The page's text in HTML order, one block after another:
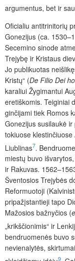
argumentus, bet ir
Oficialiu antitrinitorių
Gonezijus (ca.
Secemino sinode
Trejybę ir Kristaus
Jo publikuotas
Kristų“ (De Filio Dei
karaliui Žygimantui
eretiškomis. Teiginiai
ginčijami tiek Romos
Gonezijus susilaukė
tokiuose
Liublinas7.
miestų buvo
ir Rakuvas.
Šventosios Trejybės
Reformuotoji
pripažįstantieji tapo
Mažosios bažnyčios (
„krikščionimis“ ir
bendruomenės buvo
nevienalytės,
9